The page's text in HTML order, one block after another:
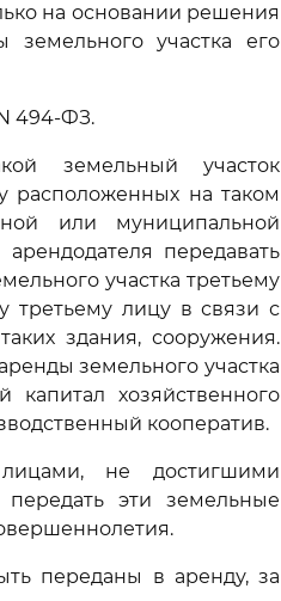
на основании решения
участка его
494-ФЗ.
земельный участок
расположенных на таком
или муниципальной
передавать
участка третьему
третьему лицу в связи с
здания, сооружения.
земельного участка
хозяйственного
кооператив.
не достигшими
эти земельные
переданы в аренду, за